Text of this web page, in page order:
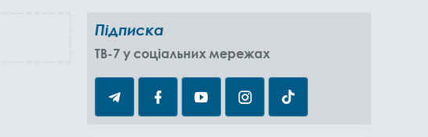
Підписка
TB-7 у соціальних мережах